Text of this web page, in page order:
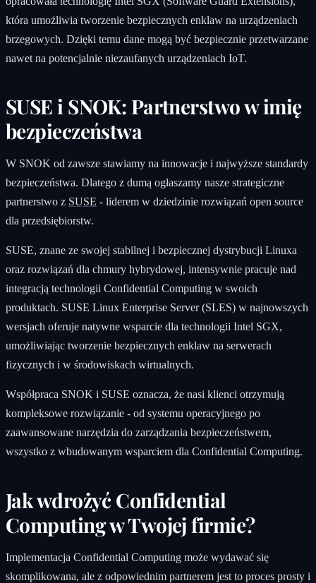
która umożliwia tworzenie bezpiecznych enklaw na urządzeniach
brzegowych. Dzięki temu dane mogą być bezpiecznie przetwarzane
nawet na potencjalnie niezaufanych urządzeniach IoT.
SUSE i SNOK: Partnerstwo w imię
bezpieczeństwa
W SNOK od zawsze stawiamy na innowacje i najwyższe standardy
bezpieczeństwa. Dlatego z dumą ogłaszamy nasze strategiczne
partnerstwo z SUSE - liderem w dziedzinie rozwiązań open source
dla przedsiębiorstw.
SUSE, znane ze swojej stabilnej i bezpiecznej dystrybucji Linuxa
oraz rozwiązań dla chmury hybrydowej, intensywnie pracuje nad
integracją technologii Confidential Computing w swoich
produktach. SUSE Linux Enterprise Server (SLES) w najnowszych
wersjach oferuje natywne wsparcie dla technologii Intel SGX,
umożliwiając tworzenie bezpiecznych enklaw na serwerach
fizycznych i w środowiskach wirtualnych.
Współpraca SNOK i SUSE oznacza, że nasi klienci otrzymują
kompleksowe rozwiązanie - od systemu operacyjnego po
zaawansowane narzędzia do zarządzania bezpieczeństwem,
wszystko z wbudowanym wsparciem dla Confidential Computing.
Jak wdrożyć Confidential
Computing w Twojej firmie?
Implementacja Confidential Computing może wydawać się
skomplikowana, ale z odpowiednim partnerem jest to proces prosty i